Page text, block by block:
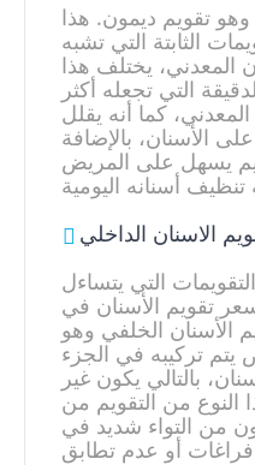
تقويم ديمون. هذا
الثابتة التي تشبه
المعدني، يختلف هذا
التي تجعله أكثر
كما أنه يقلل
الأسنان، بالإضافة
يسهل على المريض
الاسنان الداخلي
التي يتساءل
تقويم الأسنان في
تقويم الأسنان الخلفي وهو
تركيبه في الجزء
بالتالي يكون غير
من التقويم من
من التواء شديد في